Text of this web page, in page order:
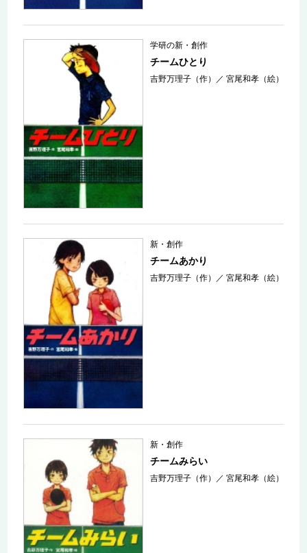
学研の新・創作
チームひとり
吉野万理子（作） ／宮尾和孝（絵）
新・創作
チームあかり
吉野万理子（作） ／宮尾和孝（絵）
新・創作
チームみらい
吉野万理子（作） ／宮尾和孝（絵）